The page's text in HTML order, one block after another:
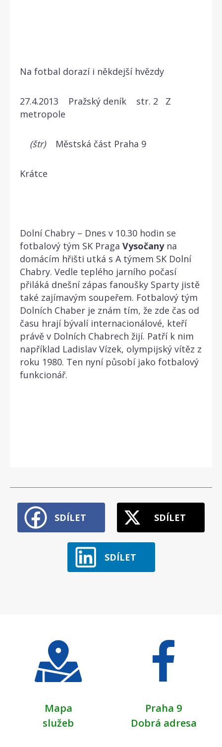
Na fotbal dorazí i někdejší hvězdy
27.4.2013 Pražský deník str. 2 Z
metropole
(štr)Městská část Praha 9
Krátce
Dolní Chabry – Dnes v 10.30 hodin se
fotbalový tým SK Praga Vysočanyna
domácím hřišti utká s A týmem SK Dolní
Chabry. Vedle teplého jarního počasí
přiláká dnešní zápas fanoušky Sparty jistě
také zajímavým soupeřem. Fotbalový tým
Dolních Chaber je znám tím, že zde čas od
času hrají bývalí internacionálové, kteří
právě v Dolních Chabrech žijí. Patří k nim
například Ladislav Vízek, olympijský vítěz z
roku 1980. Ten nyní působí jako fotbalový
funkcionář.
SDÍLET SDÍLET
SDÍLET
Mapa
služeb
Praha 9
Dobrá adresa